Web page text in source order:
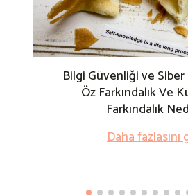
Bilgi Güvenliği ve
Öz Farkındalık Ve
Farkındalık
Daha fazlasını